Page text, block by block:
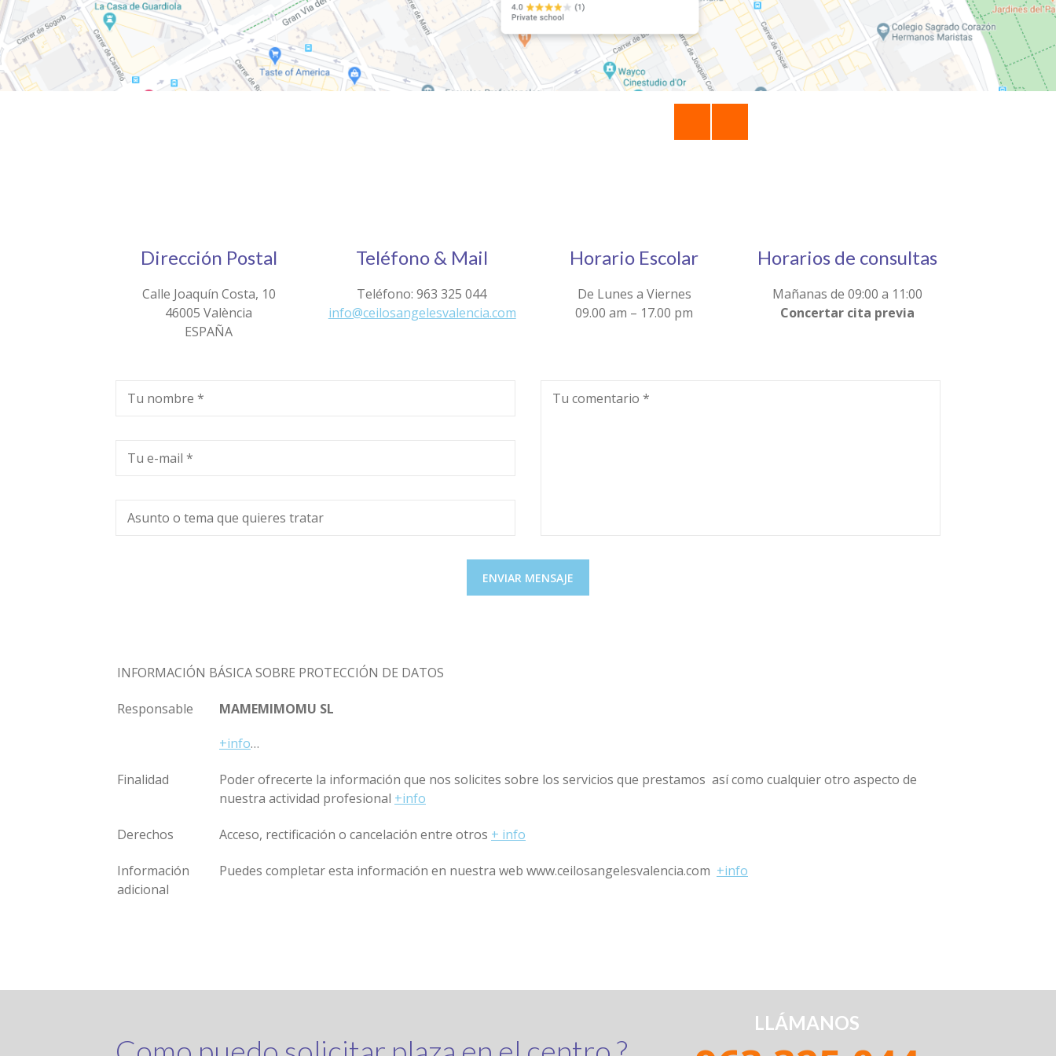
Dirección Postal
Calle Joaquín Costa, 10
46005 València
ESPAÑA
Teléfono & Mail
Teléfono: 963 325 044
info@ceilosangelesvalencia.com
Horario Escolar
De Lunes a Viernes
09.00 am – 17.00 pm
Horarios de consultas
Mañanas de 09:00 a 11:00
Concertar cita previa
Tu nombre *
Tu e-mail *
Asunto o tema que quieres tratar
Tu comentario *
INFORMACIÓN BÁSICA SOBRE PROTECCIÓN DE DATOS
Responsable
MAMEMIMOMU SL
+info…
Finalidad
Poder ofrecerte la información que nos solicites sobre los servicios que prestamos así como cualquier otro aspecto de
nuestra actividad profesional +info
Derechos Acceso, rectificación o cancelación entre otros + info
Información
adicional
Puedes completar esta información en nuestra web www.ceilosangelesvalencia.com +info
LLÁMANOS